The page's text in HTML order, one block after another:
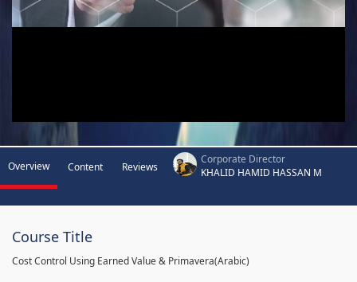
Overview Content Reviews
Corporate Director
KHALID HAMID HASSAN M
Course Title
Cost Control Using Earned Value & Primavera(Arabic)